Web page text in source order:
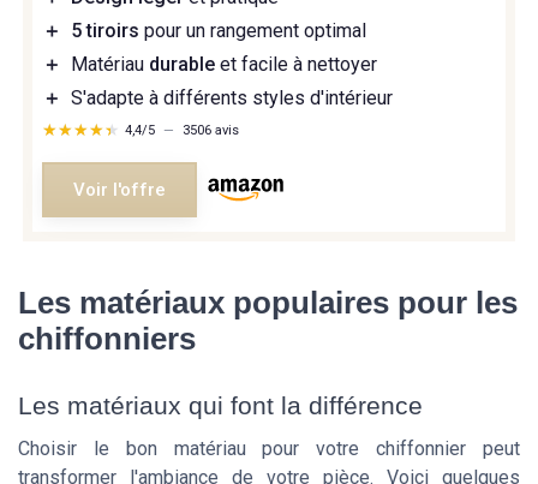
＋
5 tiroirs pour un rangement optimal
＋
Matériau durable et facile à nettoyer
＋ S'adapte à différents styles d'intérieur
★★★★★
★★★★★ 4,4/5 — 3506 avis
Voir l'offre
Les matériaux populaires pour les
chiffonniers
Les matériaux qui font la différence
Choisir le bon matériau pour votre chiffonnier peut
transformer l'ambiance de votre pièce. Voici quelques